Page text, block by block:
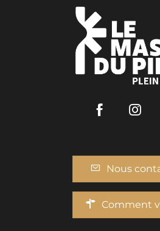
Facebook
Nous
Comment